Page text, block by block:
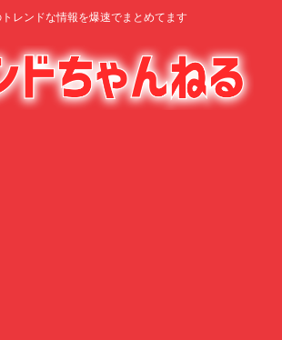
レンドな情報を爆速でまとめてます